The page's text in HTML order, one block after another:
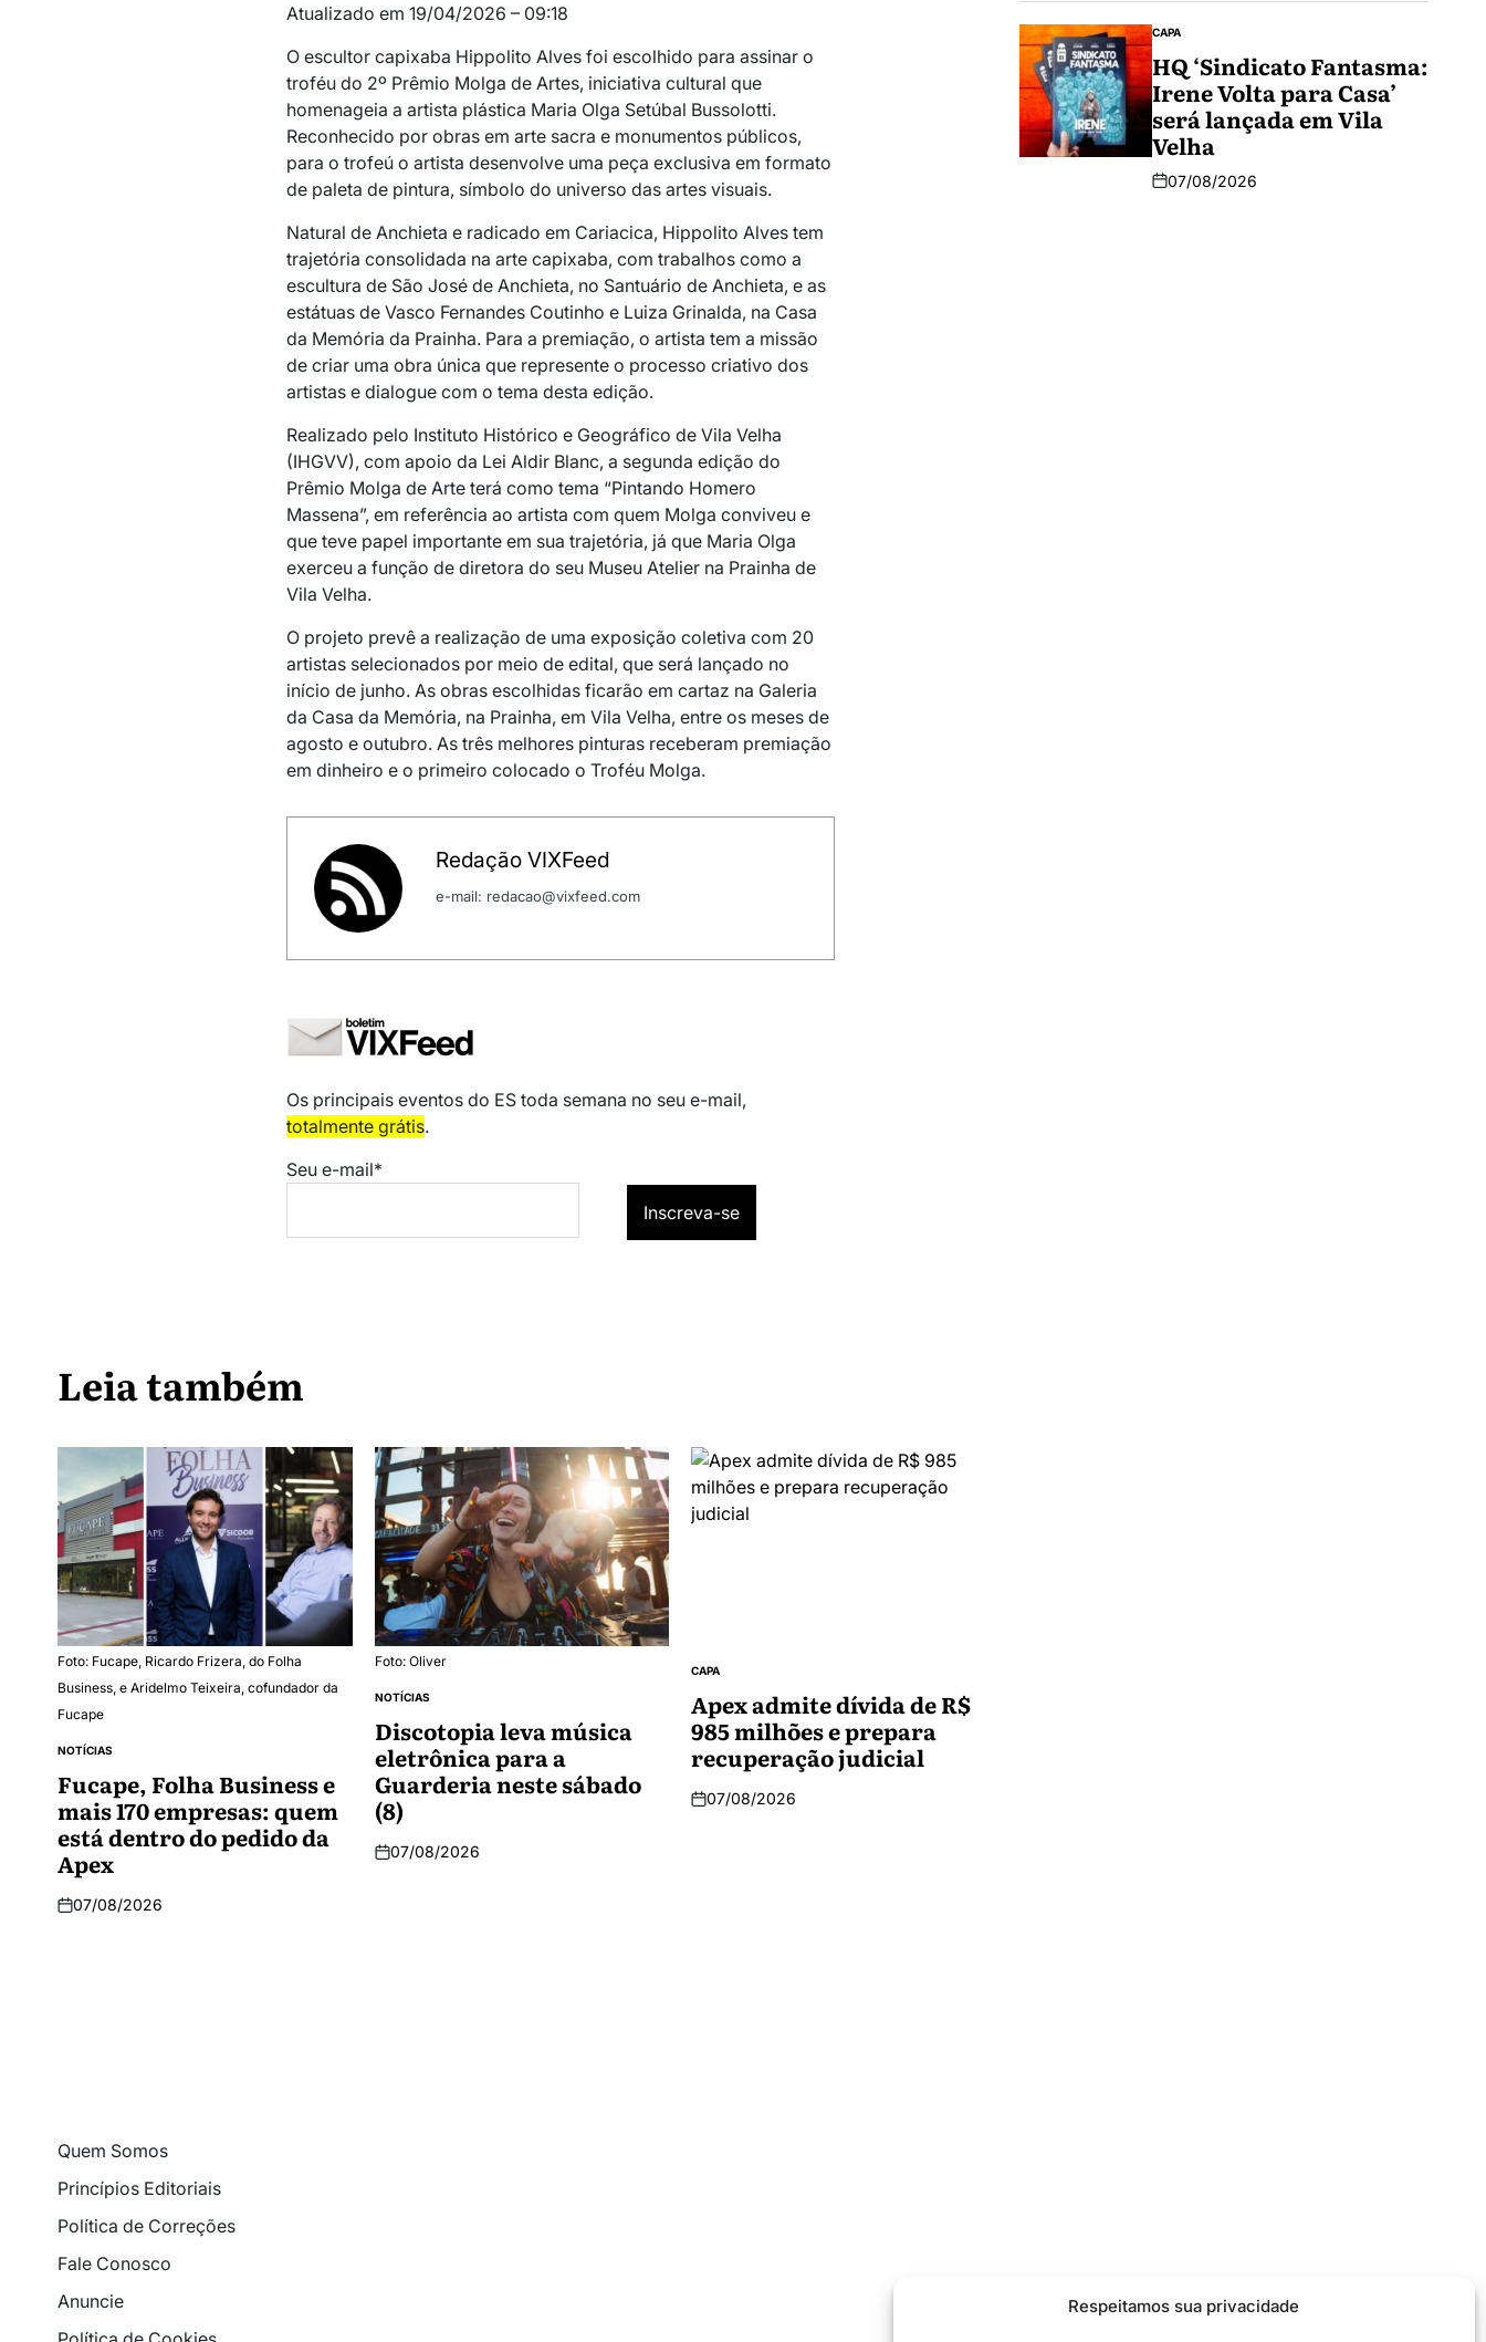
Respeitamos sua privacidade
Atualizado em 19/04/2026 – 09:18
O escultor capixaba Hippolito Alves foi escolhido para assinar o
troféu do 2º Prêmio Molga de Artes, iniciativa cultural que
homenageia a artista plástica Maria Olga Setúbal Bussolotti.
Reconhecido por obras em arte sacra e monumentos públicos,
para o trofeú o artista desenvolve uma peça exclusiva em formato
de paleta de pintura, símbolo do universo das artes visuais.
Natural de Anchieta e radicado em Cariacica, Hippolito Alves tem
trajetória consolidada na arte capixaba, com trabalhos como a
escultura de São José de Anchieta, no Santuário de Anchieta, e as
estátuas de Vasco Fernandes Coutinho e Luiza Grinalda, na Casa
da Memória da Prainha. Para a premiação, o artista tem a missão
de criar uma obra única que represente o processo criativo dos
artistas e dialogue com o tema desta edição.
Realizado pelo Instituto Histórico e Geográfico de Vila Velha
(IHGVV), com apoio da Lei Aldir Blanc, a segunda edição do
Prêmio Molga de Arte terá como tema “Pintando Homero
Massena”, em referência ao artista com quem Molga conviveu e
que teve papel importante em sua trajetória, já que Maria Olga
exerceu a função de diretora do seu Museu Atelier na Prainha de
Vila Velha.
O projeto prevê a realização de uma exposição coletiva com 20
artistas selecionados por meio de edital, que será lançado no
início de junho. As obras escolhidas ficarão em cartaz na Galeria
da Casa da Memória, na Prainha, em Vila Velha, entre os meses de
agosto e outubro. As três melhores pinturas receberam premiação
em dinheiro e o primeiro colocado o Troféu Molga.
Redação VIXFeed
e-mail: redacao@vixfeed.com
Os principais eventos do ES toda semana no seu e-mail,
totalmente grátis.
Seu e-mail*
Leia também
Foto: Fucape, Ricardo Frizera, do Folha
Business, e Aridelmo Teixeira, cofundador da
Fucape
NOTÍCIAS
Fucape, Folha Business e
mais 170 empresas: quem
está dentro do pedido da
Apex
07/08/2026
Foto: Oliver
NOTÍCIAS
Discotopia leva música
eletrônica para a
Guarderia neste sábado
(8)
07/08/2026
CAPA
Apex admite dívida de R$
985 milhões e prepara
recuperação judicial
07/08/2026
CAPA
HQ ‘Sindicato Fantasma:
Irene Volta para Casa’
será lançada em Vila
Velha
07/08/2026
Quem Somos
Princípios Editoriais
Política de Correções
Fale Conosco
Anuncie